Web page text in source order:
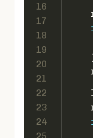
16
17
18
19
20
21
22
23
24